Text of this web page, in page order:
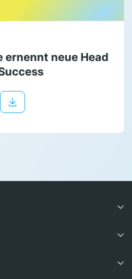
ernennt neue Head